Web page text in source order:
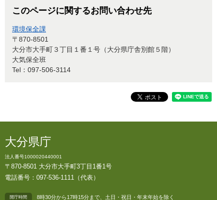
このページに関するお問い合わせ先
環境保全課
〒870-8501
大分市大手町３丁目１番１号（大分県庁舎別館５階）
大気保全班
Tel：097-506-3114
大分県庁
法人番号1000020440001
〒870-8501 大分市大手町3丁目1番1号
電話番号：097-536-1111（代表）
開庁時間 8時30分から17時15分まで、土日・祝日・年末年始を除く